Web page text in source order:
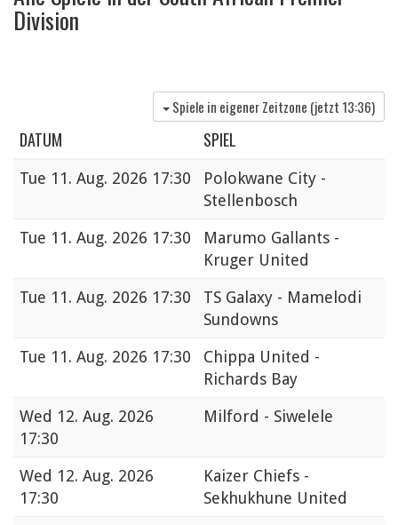
Division
Spiele in eigener Zeitzone (jetzt 13:36)
DATUM SPIEL
Tue 11. Aug. 2026 17:30
Polokwane City -
Stellenbosch
Tue 11. Aug. 2026 17:30
Marumo Gallants -
Kruger United
Tue 11. Aug. 2026 17:30
TS Galaxy - Mamelodi
Sundowns
Tue 11. Aug. 2026 17:30
Chippa United -
Richards Bay
Wed 12. Aug. 2026
17:30
Milford - Siwelele
Wed 12. Aug. 2026
17:30
Kaizer Chiefs -
Sekhukhune United